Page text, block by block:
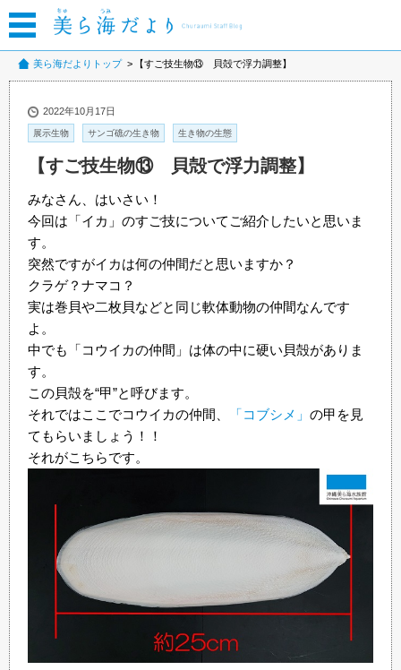
美ら海だよりトップ 【すご技生物⑬ 貝殻で浮力調整】
2022年10月17日
展示生物 サンゴ礁の生き物 生き物の生態
【すご技生物⑬ 貝殻で浮力調整】
みなさん、はいさい！
今回は「イカ」のすご技についてご紹介したいと思いま
す。
突然ですがイカは何の仲間だと思いますか？
クラゲ？ナマコ？
実は巻貝や二枚貝などと同じ軟体動物の仲間なんです
よ。
中でも「コウイカの仲間」は体の中に硬い貝殻がありま
す。
この貝殻を“甲”と呼びます。
それではここでコウイカの仲間、
「コブシメ」 の甲を見
てもらいましょう！！
それがこちらです。